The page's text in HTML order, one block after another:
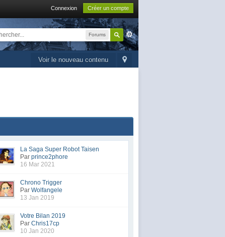
Connexion Créer un compte
Forums
Voir le nouveau contenu
La Saga Super Robot Taisen
Par prince2phore
16 Mar 2021
Chrono Trigger
Par Wolfangele
13 Jan 2019
Votre Bilan 2019
Par Chris17cp
10 Jan 2020